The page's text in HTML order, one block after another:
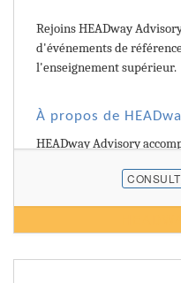
Rejoins HEADway
d'événements de
l'enseignement supérieur.
À propos de
HEADway Advisory
d'études, de médias et
conçoit et pilote des